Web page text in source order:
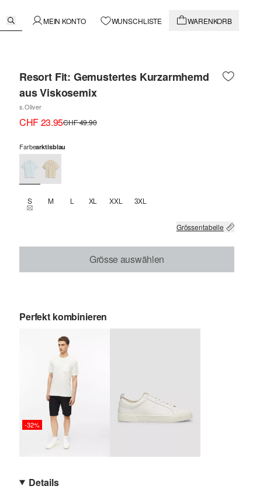
MEIN KONTO WUNSCHLISTE WARENKORB
Resort Fit: Gemustertes Kurzarmhemd
aus Viskosemix
s.Oliver
CHF 23.95CHF 49.90
Farbearktisblau
STHIS SIZE IS CURRENTLY OUT OF STOCK
M L XL XXL 3XL
Grössentabelle
Grösse auswählen
Perfekt kombinieren
-32%
Details